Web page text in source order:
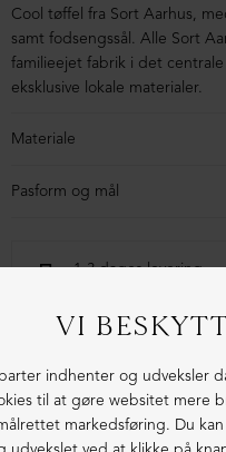
Cool tøffel fra Sort Aarhus,
samt fodsengssål. Alle Sort
familieejet fabrik i det
eksklusive lokale materialer.
Materiale
Pasform og mål
1-3 dages levering
Fri fragt fra 1.000,- i
Ekstraordinær